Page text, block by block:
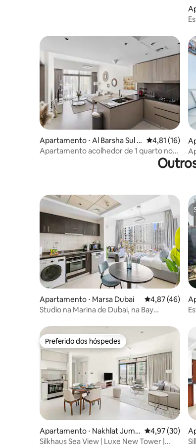
Apartamento ⋅ Al Barsha Sul Q
uarto
4,81 de uma
4,81 (16)
Apartamento acolhedor de 1 quarto no
Apartamento ⋅ Marsa Dubai 4,87 de uma
4,87 (46)
Studio na Marina de Dubai, na Bay
Preferido dos hóspedes
Preferido dos hóspedes
Apartamento ⋅ Nakhlat Jume
ira
4,97 de uma
4,97 (30)
Silkhaus Sea View | Luxe New Tower |